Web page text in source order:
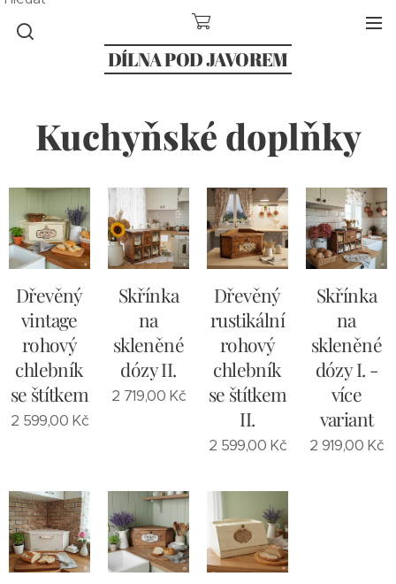
DÍLNA POD JAVOREM
Kuchyňské doplňky
Dřevěný
vintage
rohový
chlebník
se štítkem
2 599,00 Kč
Skřínka
na
skleněné
dózy II.
2 719,00 Kč
Dřevěný
rustikální
rohový
chlebník
se štítkem
II.
2 599,00 Kč
Skřínka
na
skleněné
dózy I. -
více
variant
2 919,00 Kč